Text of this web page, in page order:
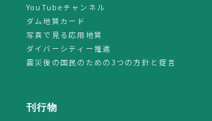
YouTubeチャンネル
ダム地質カード
写真で見る応用地質
ダイバーシティー推進
震災後の国民のための3つの方針と提言
刊行物